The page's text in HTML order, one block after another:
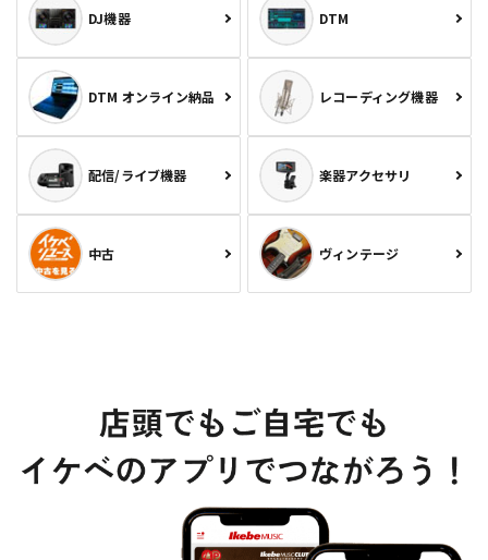
DJ機器 DTM
DTM オンライン納品 レコーディング機器
配信/ライブ機器 楽器アクセサリ
中古 ヴィンテージ